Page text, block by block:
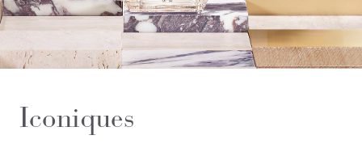
Iconiques